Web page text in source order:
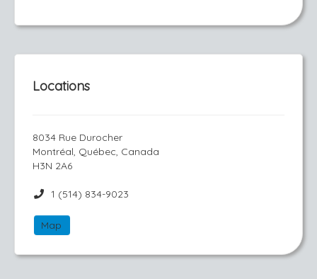
Locations
8034 Rue Durocher
Montréal, Québec, Canada
H3N 2A6
1 (514) 834-9023
Map